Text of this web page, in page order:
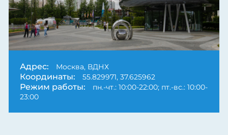
Адрес: Москва, ВДНХ
Координаты: 55.829971, 37.625962
Режим работы:
пн.-чт.: 10:00-22:00; пт.-вс.: 10:00-
23:00